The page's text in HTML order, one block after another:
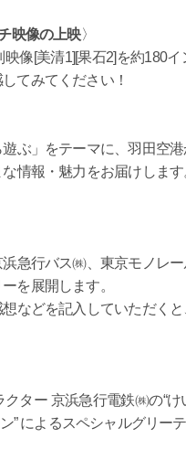
映像の上映〉
像[美清1][果石2]を約180
てみてください！
遊ぶ」をテーマに、羽田空
情報・魅力をお届けしま
急行バス㈱、東京モノレ
を展開します。
などを記入していただく
ター 京浜急行電鉄㈱の“け
” によるスペシャルグリー